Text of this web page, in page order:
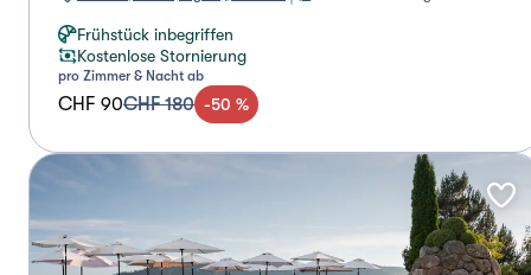
Frühstück inbegriffen
Kostenlose Stornierung
pro Zimmer & Nacht ab
CHF 90CHF 180 -50 %